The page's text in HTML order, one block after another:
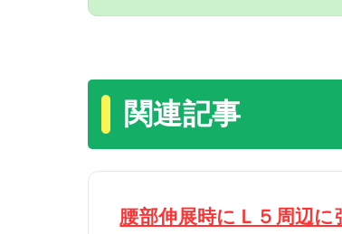
関連記事
腰部伸展時にＬ５周辺